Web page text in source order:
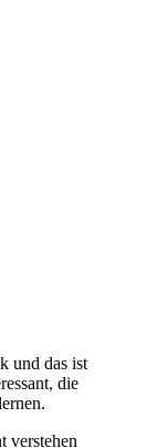
und das ist
die
verstehen